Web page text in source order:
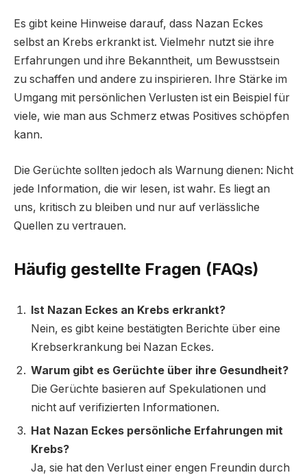
Es gibt keine Hinweise darauf, dass Nazan Eckes
selbst an Krebs erkrankt ist. Vielmehr nutzt sie ihre
Erfahrungen und ihre Bekanntheit, um Bewusstsein
zu schaffen und andere zu inspirieren. Ihre Stärke im
Umgang mit persönlichen Verlusten ist ein Beispiel für
viele, wie man aus Schmerz etwas Positives schöpfen
kann.
Die Gerüchte sollten jedoch als Warnung dienen: Nicht
jede Information, die wir lesen, ist wahr. Es liegt an
uns, kritisch zu bleiben und nur auf verlässliche
Quellen zu vertrauen.
Häufig gestellte Fragen (FAQs)
Ist Nazan Eckes an Krebs erkrankt?
Nein, es gibt keine bestätigten Berichte über eine
Krebserkrankung bei Nazan Eckes.
Warum gibt es Gerüchte über ihre Gesundheit?
Die Gerüchte basieren auf Spekulationen und
nicht auf verifizierten Informationen.
Hat Nazan Eckes persönliche Erfahrungen mit
Krebs?
Ja, sie hat den Verlust einer engen Freundin durch